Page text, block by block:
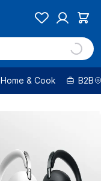
Home & Cook B2B